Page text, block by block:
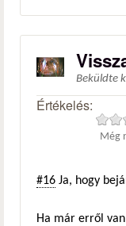
Beküldte
Értékelés:
Még
#16 Ja, hogy
Ha már erről